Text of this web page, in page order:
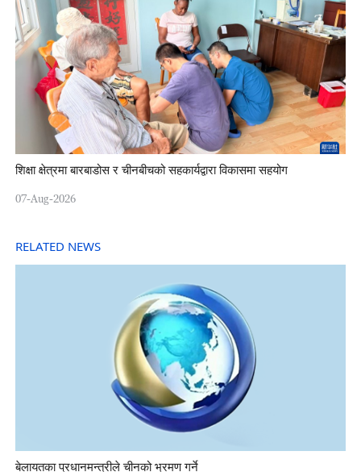
शिक्षा क्षेत्रमा बारबाडोस र चीनबीचको सहकार्यद्वारा विकासमा सहयोग
07-Aug-2026
RELATED NEWS
बेलायतका प्रधानमन्त्रीले चीनको भ्रमण गर्ने